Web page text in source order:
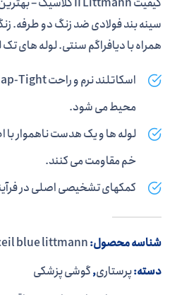
همراه با دیافراگم سنتی. لوله های تک
محیط می شود.
لوله ها و یک هدست ناهموار با
خم مقاومت می کنند.
کمکهای تشخیصی اصلی در
شناسه محصول:blue littmann
دسته:پرستاری,گوشی پزشکی